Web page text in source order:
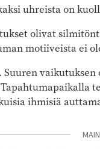
uhreista on
olivat
motiiveista ei
Suuren
ihmisiä